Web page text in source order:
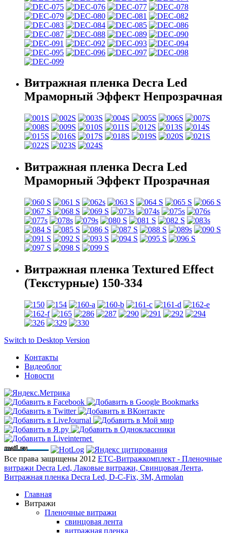
Витражная пленка Decra Led
Мраморный Эффект Непрозрачная
Витражная пленка Decra Led
Мраморный Эффект Прозрачная
Витражная пленка Textured Effect
(Текстурные) 150-334
Switch to Desktop Version
Контакты
Видеоблог
Новости
Все права защищены 2012 ЕТС-Витражкомплект - Пленочные
витражи Decra Led, Лаковые витражи, Свинцовая Лента,
Витражная пленка Decra Led, D-C-Fix, 3M, Armolan
Главная
Витражи
Пленочные витражи
свинцовая лента
витражная пленка